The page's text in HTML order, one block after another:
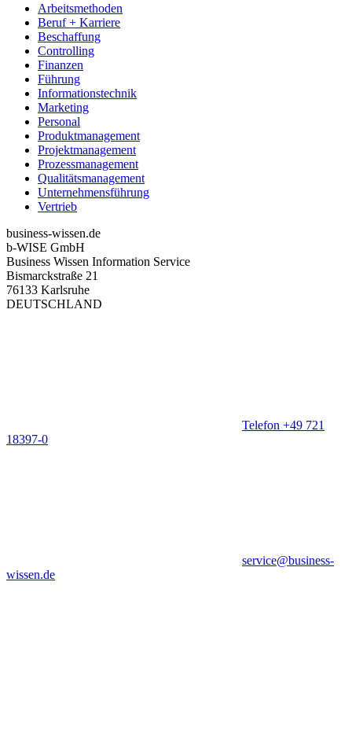
Arbeitsmethoden
Beruf + Karriere
Beschaffung
Controlling
Finanzen
Führung
Informationstechnik
Marketing
Personal
Produktmanagement
Projektmanagement
Prozessmanagement
Qualitätsmanagement
Unternehmensführung
Vertrieb
business-wissen.de
b-WISE GmbH
Business Wissen Information Service
Bismarckstraße 21
76133 Karlsruhe
DEUTSCHLAND
Telefon +49 721
18397-0
service@business-
wissen.de